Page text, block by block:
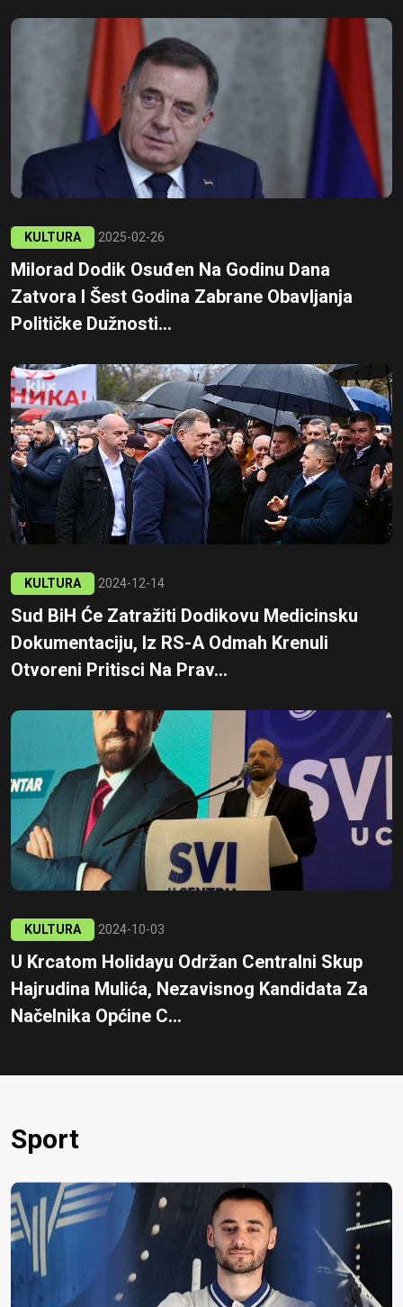
KULTURA 2025-02-26
Milorad Dodik Osuđen Na Godinu Dana
Zatvora I Šest Godina Zabrane Obavljanja
Političke Dužnosti...
KULTURA 2024-12-14
Sud BiH Će Zatražiti Dodikovu Medicinsku
Dokumentaciju, Iz RS-A Odmah Krenuli
Otvoreni Pritisci Na Prav...
KULTURA 2024-10-03
U Krcatom Holidayu Održan Centralni Skup
Hajrudina Mulića, Nezavisnog Kandidata Za
Načelnika Općine C...
Sport